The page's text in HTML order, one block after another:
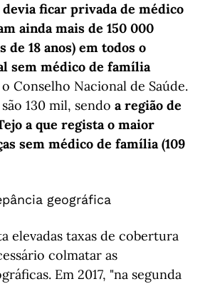
ficar privada de médico
ainda mais de 150 000
de 18 anos) em todos o
sem médico de família
Conselho Nacional de Saúde.
130 mil, sendo a região de
a que regista o maior
sem médico de família (109
geográfica
elevadas taxas de cobertura
colmatar as
Em 2017, "na segunda